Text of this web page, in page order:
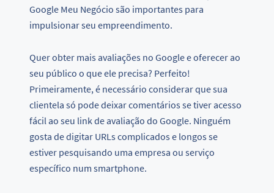
Google Meu Negócio são importantes para
impulsionar seu empreendimento.
Quer obter mais avaliações no Google e oferecer ao
seu público o que ele precisa? Perfeito!
Primeiramente, é necessário considerar que sua
clientela só pode deixar comentários se tiver acesso
fácil ao seu link de avaliação do Google. Ninguém
gosta de digitar URLs complicados e longos se
estiver pesquisando uma empresa ou serviço
específico num smartphone.